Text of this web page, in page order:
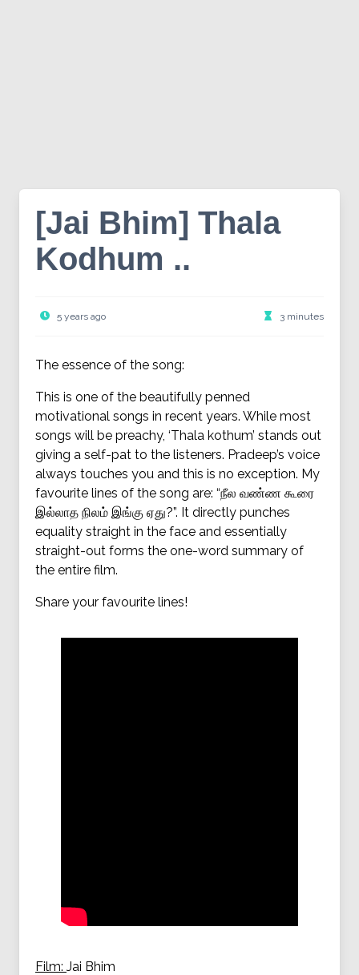
[Jai Bhim] Thala
Kodhum ..
5 years ago 3 minutes
The essence of the song:
This is one of the beautifully penned
motivational songs in recent years. While most
songs will be preachy, ‘Thala kothum’ stands out
giving a self-pat to the listeners. Pradeep’s voice
always touches you and this is no exception. My
favourite lines of the song are: “நீல வண்ண கூரை
இல்லாத நிலம் இங்கு ஏது?”. It directly punches
equality straight in the face and essentially
straight-out forms the one-word summary of
the entire film.
Share your favourite lines!
Film: Jai Bhim